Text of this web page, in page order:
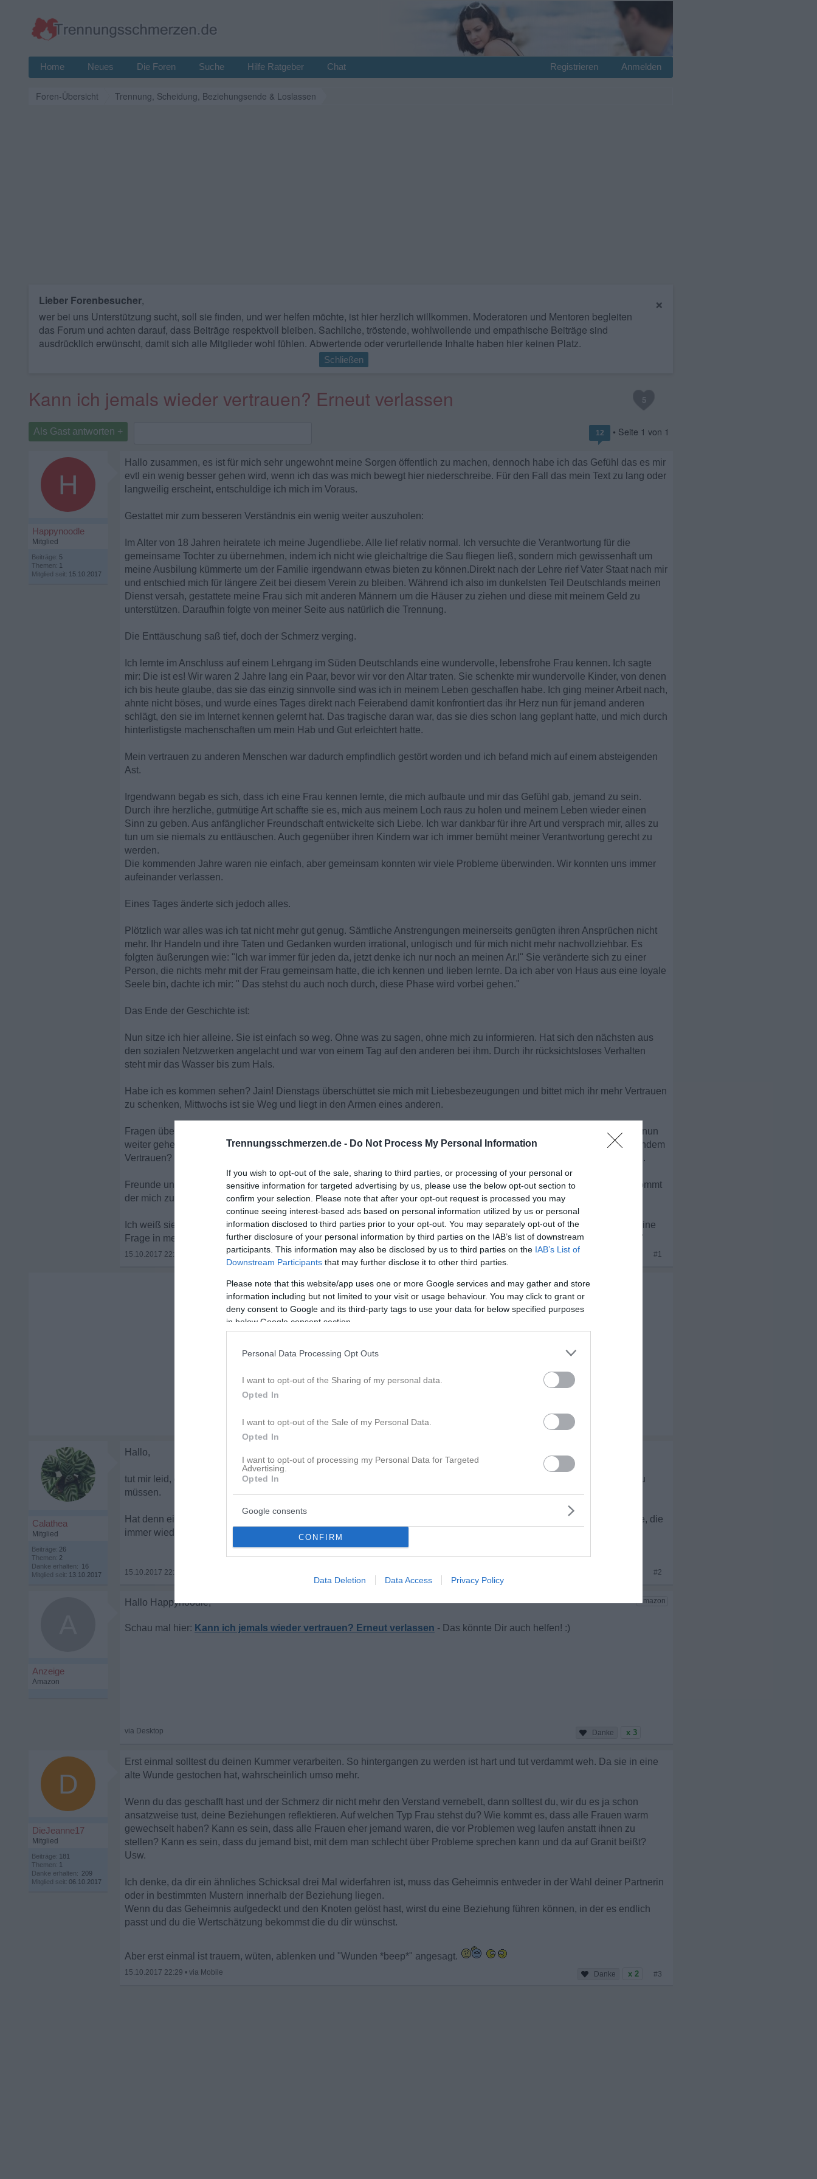
Trennungsschmerzen.de - Do Not Process My Personal Information
If you wish to opt-out of the sale, sharing to third parties, or processing of your personal or
sensitive information for targeted advertising by us, please use the below opt-out section to
confirm your selection. Please note that after your opt-out request is processed you may
continue seeing interest-based ads based on personal information utilized by us or personal
information disclosed to third parties prior to your opt-out. You may separately opt-out of the
further disclosure of your personal information by third parties on the IAB’s list of downstream
participants. This information may also be disclosed by us to third parties on the IAB’s List of
Downstream Participants that may further disclose it to other third parties.
Please note that this website/app uses one or more Google services and may gather and store
information including but not limited to your visit or usage behaviour. You may click to grant or
deny consent to Google and its third-party tags to use your data for below specified purposes
in below Google consent section.
Personal Data Processing Opt Outs
I want to opt-out of the Sharing of my personal data.
Opted In
I want to opt-out of the Sale of my Personal Data.
Opted In
I want to opt-out of processing my Personal Data for Targeted
Advertising.
Opted In
Google consents
CONFIRM
Data Deletion Data Access Privacy Policy
Home Neues Die Foren Suche Hilfe Ratgeber Chat Anmelden
Registrieren
Foren-Übersicht Trennung, Scheidung, Beziehungsende & Loslassen
×
Lieber Forenbesucher,
wer bei uns Unterstützung sucht, soll sie finden, und wer helfen möchte, ist hier herzlich willkommen. Moderatoren und Mentoren begleiten
das Forum und achten darauf, dass Beiträge respektvoll bleiben. Sachliche, tröstende, wohlwollende und empathische Beiträge sind
ausdrücklich erwünscht, damit sich alle Mitglieder wohl fühlen. Abwertende oder verurteilende Inhalte haben hier keinen Platz.
Schließen
5
Kann ich jemals wieder vertrauen? Erneut verlassen
Als Gast antworten + 12 • Seite 1 von 1
H
Happynoodle
Mitglied
Beiträge: 5
Themen: 1
Mitglied seit: 15.10.2017
Hallo zusammen, es ist für mich sehr ungewohnt meine Sorgen öffentlich zu machen, dennoch habe ich das Gefühl das es mir
evtl ein wenig besser gehen wird, wenn ich das was mich bewegt hier niederschreibe. Für den Fall das mein Text zu lang oder
langweilig erscheint, entschuldige ich mich im Voraus.
Gestattet mir zum besseren Verständnis ein wenig weiter auszuholen:
Im Alter von 18 Jahren heiratete ich meine Jugendliebe. Alle lief relativ normal. Ich versuchte die Verantwortung für die
gemeinsame Tochter zu übernehmen, indem ich nicht wie gleichaltrige die Sau fliegen ließ, sondern mich gewissenhaft um
meine Ausbilung kümmerte um der Familie irgendwann etwas bieten zu können.Direkt nach der Lehre rief Vater Staat nach mir
und entschied mich für längere Zeit bei diesem Verein zu bleiben. Während ich also im dunkelsten Teil Deutschlands meinen
Dienst versah, gestattete meine Frau sich mit anderen Männern um die Häuser zu ziehen und diese mit meinem Geld zu
unterstützen. Daraufhin folgte von meiner Seite aus natürlich die Trennung.
Die Enttäuschung saß tief, doch der Schmerz verging.
Ich lernte im Anschluss auf einem Lehrgang im Süden Deutschlands eine wundervolle, lebensfrohe Frau kennen. Ich sagte
mir: Die ist es! Wir waren 2 Jahre lang ein Paar, bevor wir vor den Altar traten. Sie schenkte mir wundervolle Kinder, von denen
ich bis heute glaube, das sie das einzig sinnvolle sind was ich in meinem Leben geschaffen habe. Ich ging meiner Arbeit nach,
ahnte nicht böses, und wurde eines Tages direkt nach Feierabend damit konfrontiert das ihr Herz nun für jemand anderen
schlägt, den sie im Internet kennen gelernt hat. Das tragische daran war, das sie dies schon lang geplant hatte, und mich durch
hinterlistigste machenschaften um mein Hab und Gut erleichtert hatte.
Mein vertrauen zu anderen Menschen war dadurch empfindlich gestört worden und ich befand mich auf einem absteigenden
Ast.
Irgendwann begab es sich, dass ich eine Frau kennen lernte, die mich aufbaute und mir das Gefühl gab, jemand zu sein.
Durch ihre herzliche, gutmütige Art schaffte sie es, mich aus meinem Loch raus zu holen und meinem Leben wieder einen
Sinn zu geben. Aus anfänglicher Freundschaft entwickelte sich Liebe. Ich war dankbar für ihre Art und versprach mir, alles zu
tun um sie niemals zu enttäuschen. Auch gegenüber ihren Kindern war ich immer bemüht meiner Verantwortung gerecht zu
werden.
Die kommenden Jahre waren nie einfach, aber gemeinsam konnten wir viele Probleme überwinden. Wir konnten uns immer
aufeinander verlassen.
Eines Tages änderte sich jedoch alles.
Plötzlich war alles was ich tat nicht mehr gut genug. Sämtliche Anstrengungen meinerseits genügten ihren Ansprüchen nicht
mehr. Ihr Handeln und ihre Taten und Gedanken wurden irrational, unlogisch und für mich nicht mehr nachvollziehbar. Es
folgten äußerungen wie: "Ich war immer für jeden da, jetzt denke ich nur noch an meinen Ar.!" Sie veränderte sich zu einer
Person, die nichts mehr mit der Frau gemeinsam hatte, die ich kennen und lieben lernte. Da ich aber von Haus aus eine loyale
Seele bin, dachte ich mir: " Das stehst du auch noch durch, diese Phase wird vorbei gehen."
Das Ende der Geschichte ist:
Nun sitze ich hier alleine. Sie ist einfach so weg. Ohne was zu sagen, ohne mich zu informieren. Hat sich den nächsten aus
den sozialen Netzwerken angelacht und war von einem Tag auf den anderen bei ihm. Durch ihr rücksichtsloses Verhalten
steht mir das Wasser bis zum Hals.
Habe ich es kommen sehen? Jain! Dienstags überschüttet sie mich mit Liebesbezeugungen und bittet mich ihr mehr Vertrauen
zu schenken, Mittwochs ist sie Weg und liegt in den Armen eines anderen.
Fragen über Fragen schießen durch meinen Kopf. Warum ist sie auf einmal so hinterlistig und rücksichtslos? Wie soll es nun
weiter gehen? Kann ich, nach allem wie mir in der Vergangenheit und Gegenwart mitgespielt wurde, jemals wieder jemandem
Vertrauen? Will ich das überhaupt? Ich fühle einfach nur Leere in mir, wahnsinniger Schmerz und maßlose Enttäuschung.
Freunde und Verwandte versuchen mich zu unterstützen. Sie reden mir gut zu und sagen das irgendwann mal jemand kommt
der mich zu schätzen weiß.
Ich weiß sie meinen es gut, doch sie können mir meinen Schmerz nicht nehmen. Und ständig schwirrt besonders diese eine
Frage in meinem Kopf herum: " Warum immer ich? Womit habe ich das verdient? Ich bin doch eigentlich ein guter Kerl. . "
15.10.2017 22:15 #1
Calathea
Mitglied
Beiträge: 26
Themen: 2
Danke erhalten: 16
Mitglied seit: 13.10.2017
Hallo,
tut mir leid, dass es dir so schlecht geht. Ich kann mir vorstellen, wie hart das ist, die gleiche Erfahrung dreimal machen zu
müssen.
Hat denn eine der drei Frauen mal gesagt, dass sie in der Beziehung irgendwas Konkretes gestört hat? Gab es Probleme, die
immer wieder aufgetaucht sind? Manchmal ist man ja "betriebsblind" und merkt gar nicht, was da eigentlich abläuft.
15.10.2017 22:25 #2
Kann ich jemals wieder vertrauen? Erneut verlassen
x 3
D
DieJeanne17
Mitglied
Beiträge: 181
Themen: 1
Danke erhalten: 209
Mitglied seit: 06.10.2017
Erst einmal solltest du deinen Kummer verarbeiten. So hintergangen zu werden ist hart und tut verdammt weh. Da sie in eine
alte Wunde gestochen hat, wahrscheinlich umso mehr.
Wenn du das geschafft hast und der Schmerz dir nicht mehr den Verstand vernebelt, dann solltest du, wir du es ja schon
ansatzweise tust, deine Beziehungen reflektieren. Auf welchen Typ Frau stehst du? Wie kommt es, dass alle Frauen warm
gewechselt haben? Kann es sein, dass alle Frauen eher jemand waren, die vor Problemen weg laufen anstatt ihnen zu
stellen? Kann es sein, dass du jemand bist, mit dem man schlecht über Probleme sprechen kann und da auf Granit beißt?
Usw.
Ich denke, da dir ein ähnliches Schicksal drei Mal widerfahren ist, muss das Geheimnis entweder in der Wahl deiner Partnerin
oder in bestimmten Mustern innerhalb der Beziehung liegen.
Wenn du das Geheimnis aufgedeckt und den Knoten gelöst hast, wirst du eine Beziehung führen können, in der es endlich
passt und du die Wertschätzung bekommst die du dir wünschst.
Aber erst einmal ist trauern, wüten, ablenken und "Wunden *beep*" angesagt.
15.10.2017 22:29 • x 2 #3